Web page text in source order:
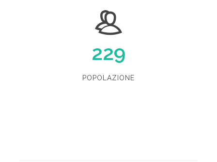
229
POPOLAZIONE